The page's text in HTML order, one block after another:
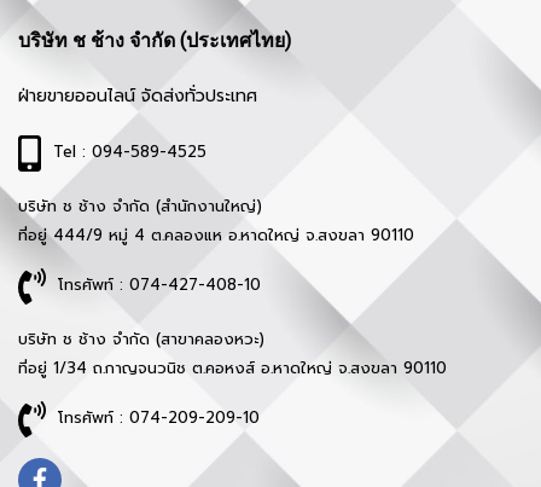
บริษัท ช ช้าง จำกัด (ประเทศไทย)
ฝ่ายขายออนไลน์ จัดส่งทั่วประเทศ
Tel : 094-589-4525
บริษัท ช ช้าง จำกัด (สำนักงานใหญ่)
ที่อยู่ 444/9 หมู่ 4 ต.คลองแห อ.หาดใหญ่ จ.สงขลา 90110
โทรศัพท์ : 074-427-408-10
บริษัท ช ช้าง จำกัด (สาขาคลองหวะ)
ที่อยู่ 1/34 ถ.กาญจนวนิช ต.คอหงส์ อ.หาดใหญ่ จ.สงขลา 90110
โทรศัพท์ : 074-209-209-10